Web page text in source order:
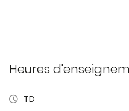
Heures
TD